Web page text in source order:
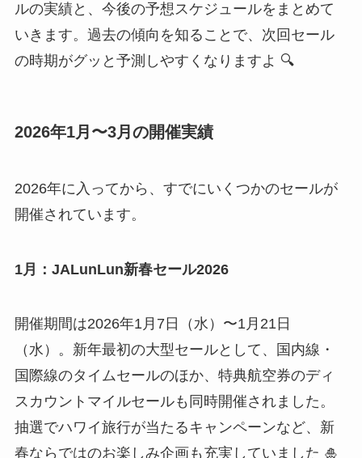
ルの実績と、今後の予想スケジュールをまとめて
いきます。過去の傾向を知ることで、次回セール
の時期がグッと予測しやすくなりますよ 🔍
2026年1月〜3月の開催実績
2026年に入ってから、すでにいくつかのセールが
開催されています。
1月：JALunLun新春セール2026
開催期間は2026年1月7日（水）〜1月21日
（水）。新年最初の大型セールとして、国内線・
国際線のタイムセールのほか、特典航空券のディ
スカウントマイルセールも同時開催されました。
抽選でハワイ旅行が当たるキャンペーンなど、新
春ならではのお楽しみ企画も充実していました 🎍